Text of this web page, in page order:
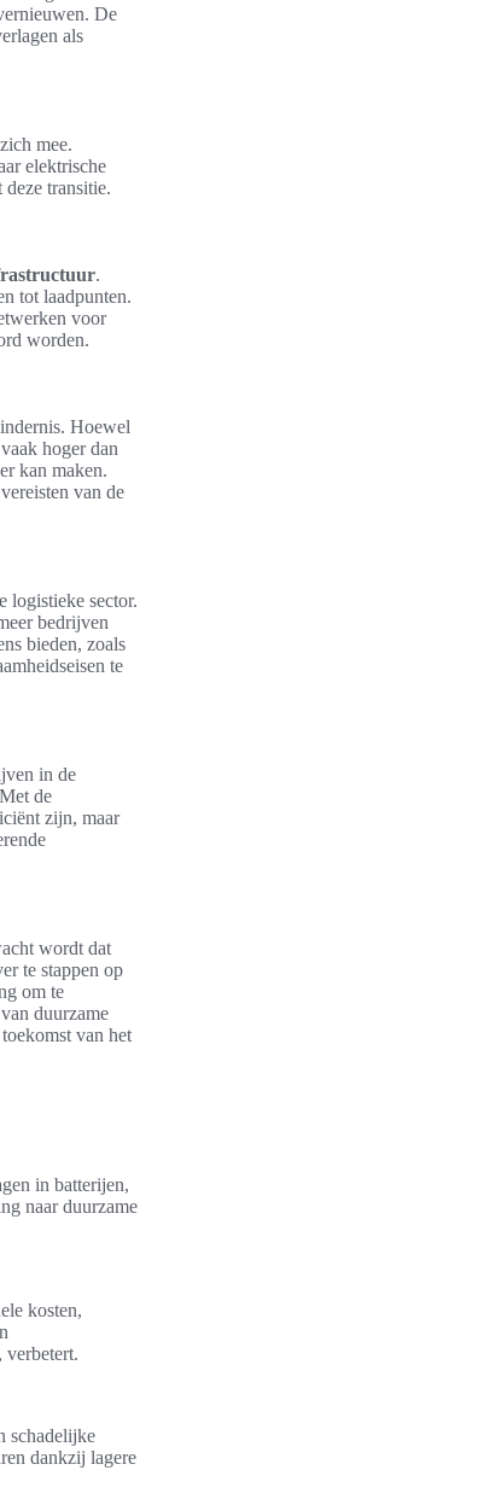
De
als
mee.
elektrische
deze transitie.
.
tot laadpunten.
voor
worden.
Hoewel
hoger dan
kan maken.
van de
logistieke sector.
bedrijven
bieden, zoals
te
in de
de
zijn, maar
wordt dat
te stappen op
om te
duurzame
van het
in batterijen,
naar duurzame
kosten,
verbetert.
schadelijke
dankzij lagere